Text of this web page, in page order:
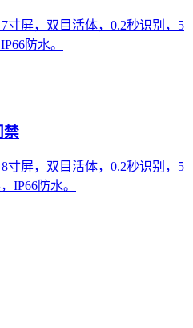
寸屏，双目活体，0.2秒识别，5
防水。
禁
寸屏，双目活体，0.2秒识别，5
IP66防水。